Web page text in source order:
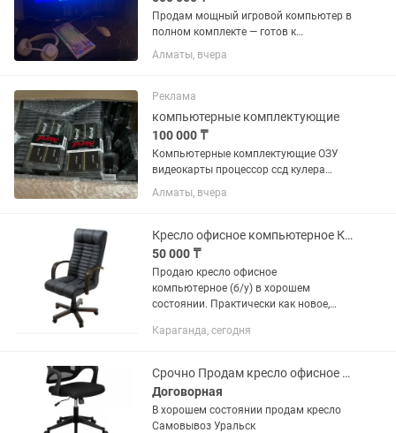
Продам мощный игровой компьютер в
полном комплекте — готов к
использованию! Продаю полностью
оборудованное игровое место.
учебы и повседневных задач. Всё...
Алматы, вчера
Реклама
компьютерные комплектующие
100 000 ₸
Компьютерные комплектующие ОЗУ
видеокарты процессор ссд кулера
периферии кресло монитор всё есть
Алматы, вчера
Кресло офисное компьютерное Консул
50 000 ₸
Продаю кресло офисное
компьютерное (б/у) в хорошем
состоянии. Практически как новое,
максимально бережно. Фото в
отличается от продаваемого,...
Караганда, сегодня
Срочно Продам кресло офисное компьютерное б/у
Договорная
В хорошем состоянии продам кресло
Самовывоз Уральск